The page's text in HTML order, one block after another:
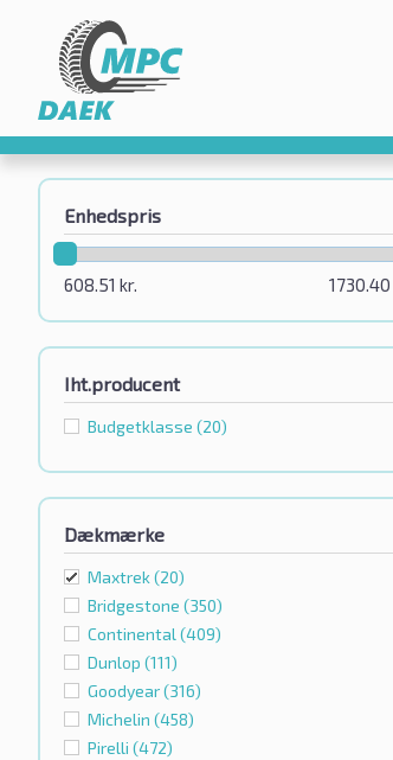
Enhedspris
1730.40
608.51 kr.
Iht.producent
Budgetklassе (20)
Dækmærke
Maxtrek (20)
Bridgestone (350)
Continental (409)
Dunlop (111)
Goodyear(316)
Michelin (458)
Pirelli (472)